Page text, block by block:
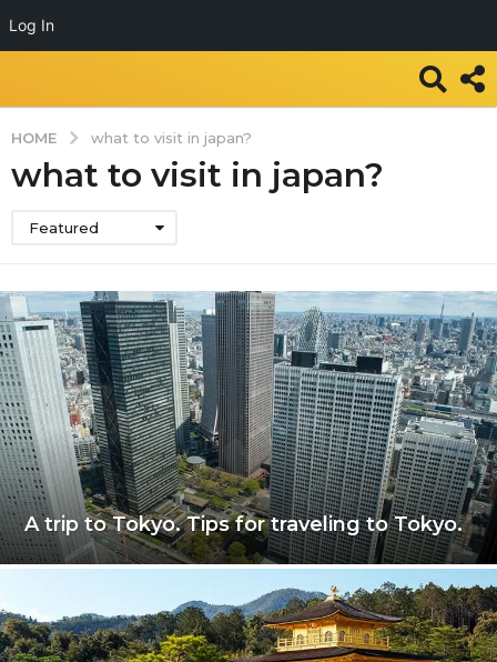
Log In
HOME what to visit in japan?
what to visit in japan?
Featured
A trip to Tokyo. Tips for traveling to Tokyo.